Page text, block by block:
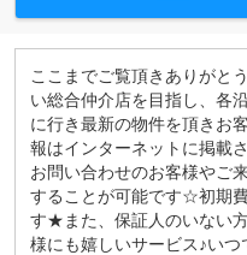
ここまでご覧頂きありがと
い総合仲介店を目指し、各
に行き最新の物件を頂きお
報はインターネットに掲載
お問い合わせのお客様やご
することが可能です☆初期
す★また、保証人のいない
様にも嬉しいサービス♪い